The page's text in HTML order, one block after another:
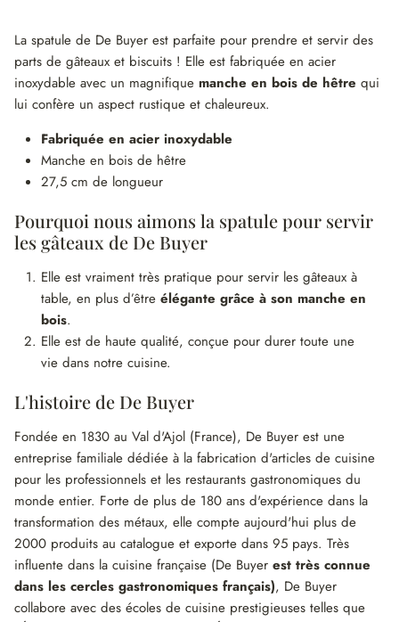
La spatule de De Buyer est parfaite pour prendre et servir des
parts de gâteaux et biscuits ! Elle est fabriquée en acier
inoxydable avec un magnifique manche en bois de hêtre qui
lui confère un aspect rustique et chaleureux.
Fabriquée en acier inoxydable
Manche en bois de hêtre
27,5 cm de longueur
Pourquoi nous aimons la spatule pour servir
les gâteaux de De Buyer
Elle est vraiment très pratique pour servir les gâteaux à
table, en plus d’être élégante grâce à son manche en
bois.
Elle est de haute qualité, conçue pour durer toute une
vie dans notre cuisine.
L'histoire de De Buyer
Fondée en 1830 au Val d'Ajol (France), De Buyer est une
entreprise familiale dédiée à la fabrication d'articles de cuisine
pour les professionnels et les restaurants gastronomiques du
monde entier. Forte de plus de 180 ans d'expérience dans la
transformation des métaux, elle compte aujourd'hui plus de
2000 produits au catalogue et exporte dans 95 pays. Très
influente dans la cuisine française (De Buyer est très connue
dans les cercles gastronomiques français), De Buyer
collabore avec des écoles de cuisine prestigieuses telles que